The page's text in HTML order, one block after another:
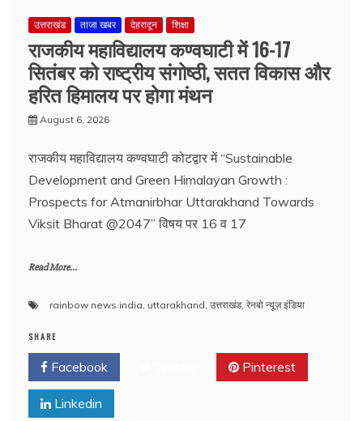
उत्तराखंड ताजा खबर देहरादून शिक्षा
राजकीय महाविद्यालय कण्वघाटी में 16-17
सितंबर को राष्ट्रीय संगोष्ठी, सतत विकास और
हरित हिमालय पर होगा मंथन
August 6, 2026
राजकीय महाविद्यालय कण्वघाटी कोटद्वार में “Sustainable
Development and Green Himalayan Growth :
Prospects for Atmanirbhar Uttarakhand Towards
Viksit Bharat @2047” विषय पर 16 व 17
Read More...
rainbow news india, uttarakhand, उत्तराखंड, रेनबो न्यूज़ इंडिया
SHARE
Facebook Pinterest
Linkedin